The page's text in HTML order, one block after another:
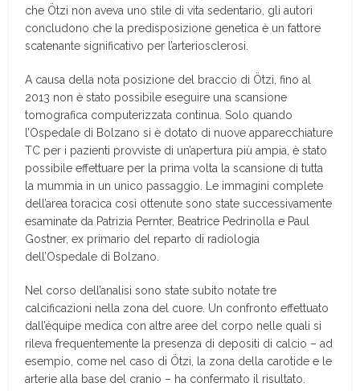
che Ötzi non aveva uno stile di vita sedentario, gli autori
concludono che la predisposizione genetica è un fattore
scatenante significativo per l’arteriosclerosi.
A causa della nota posizione del braccio di Ötzi, fino al
2013 non è stato possibile eseguire una scansione
tomografica computerizzata continua. Solo quando
l’Ospedale di Bolzano si è dotato di nuove apparecchiature
TC per i pazienti provviste di un’apertura più ampia, è stato
possibile effettuare per la prima volta la scansione di tutta
la mummia in un unico passaggio. Le immagini complete
dell’area toracica così ottenute sono state successivamente
esaminate da Patrizia Pernter, Beatrice Pedrinolla e Paul
Gostner, ex primario del reparto di radiologia
dell’Ospedale di Bolzano.
Nel corso dell’analisi sono state subito notate tre
calcificazioni nella zona del cuore. Un confronto effettuato
dall’équipe medica con altre aree del corpo nelle quali si
rileva frequentemente la presenza di depositi di calcio – ad
esempio, come nel caso di Ötzi, la zona della carotide e le
arterie alla base del cranio – ha confermato il risultato.